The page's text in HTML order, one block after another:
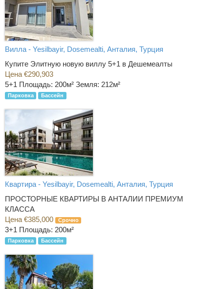
Вилла - Yesilbayir, Dosemealti, Анталия, Турция
Купите Элитную новую виллу 5+1 в Дешемеалты
Цена €290,903
5+1 Площадь: 200м² Земля: 212м²
Парковка Бассейн
Квартира - Yesilbayir, Dosemealti, Анталия, Турция
ПРОСТОРНЫЕ КВАРТИРЫ В АНТАЛИИ ПРЕМИУМ
КЛАССА
Цена €385,000
Срочно
3+1 Площадь: 200м²
Парковка Бассейн